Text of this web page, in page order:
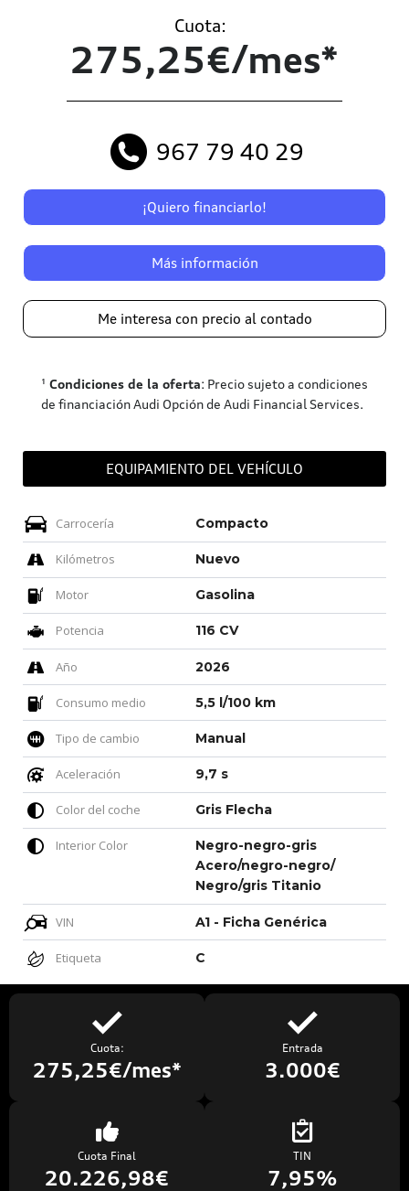
Cuota:
275,25€/mes*
967 79 40 29
¡Quiero financiarlo!
Más información
Me interesa con precio al contado
¹ Condiciones de la oferta: Precio sujeto a condiciones
de financiación Audi Opción de Audi Financial Services.
EQUIPAMIENTO DEL VEHÍCULO
Carrocería Compacto
Kilómetros Nuevo
Motor Gasolina
Potencia 116 CV
Año 2026
Consumo medio 5,5 l/100 km
Tipo de cambio Manual
Aceleración 9,7 s
Color del coche Gris Flecha
Interior Color
Negro-negro-gris
Acero/negro-negro/
Negro/gris Titanio
VIN A1 - Ficha Genérica
Etiqueta C
Cuota:
275,25€/mes*
Entrada
3.000€
Cuota Final
20.226,98€
TIN
7,95%